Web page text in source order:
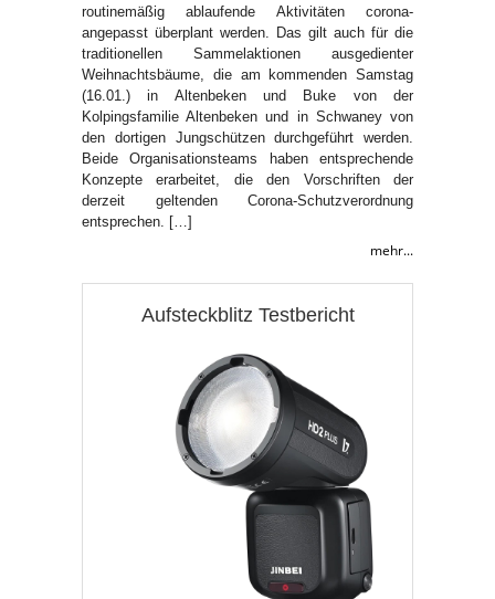
routinemäßig ablaufende Aktivitäten corona-
angepasst überplant werden. Das gilt auch für die
traditionellen Sammelaktionen ausgedienter
Weihnachtsbäume, die am kommenden Samstag
(16.01.) in Altenbeken und Buke von der
Kolpingsfamilie Altenbeken und in Schwaney von
den dortigen Jungschützen durchgeführt werden.
Beide Organisationsteams haben entsprechende
Konzepte erarbeitet, die den Vorschriften der
derzeit geltenden Corona-Schutzverordnung
entsprechen. […]
mehr...
Aufsteckblitz Testbericht